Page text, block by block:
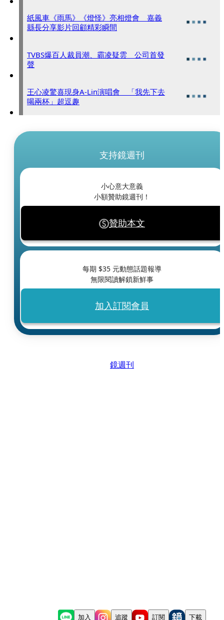
紙風車《雨馬》《燈怪》亮相燈會 嘉義
縣長分享影片回顧精彩瞬間
TVBS爆百人裁員潮、霸凌疑雲 公司首發
聲
王心凌驚喜現身A-Lin演唱會 「我先下去
喝兩杯」超逗趣
支持鏡週刊
小心意大意義
小額贊助鏡週刊！
贊助本文
每期 $35 元動態話題報導
無限閱讀解鎖新鮮事
加入訂閱會員
鏡週刊
加入 追蹤 訂閱 下載